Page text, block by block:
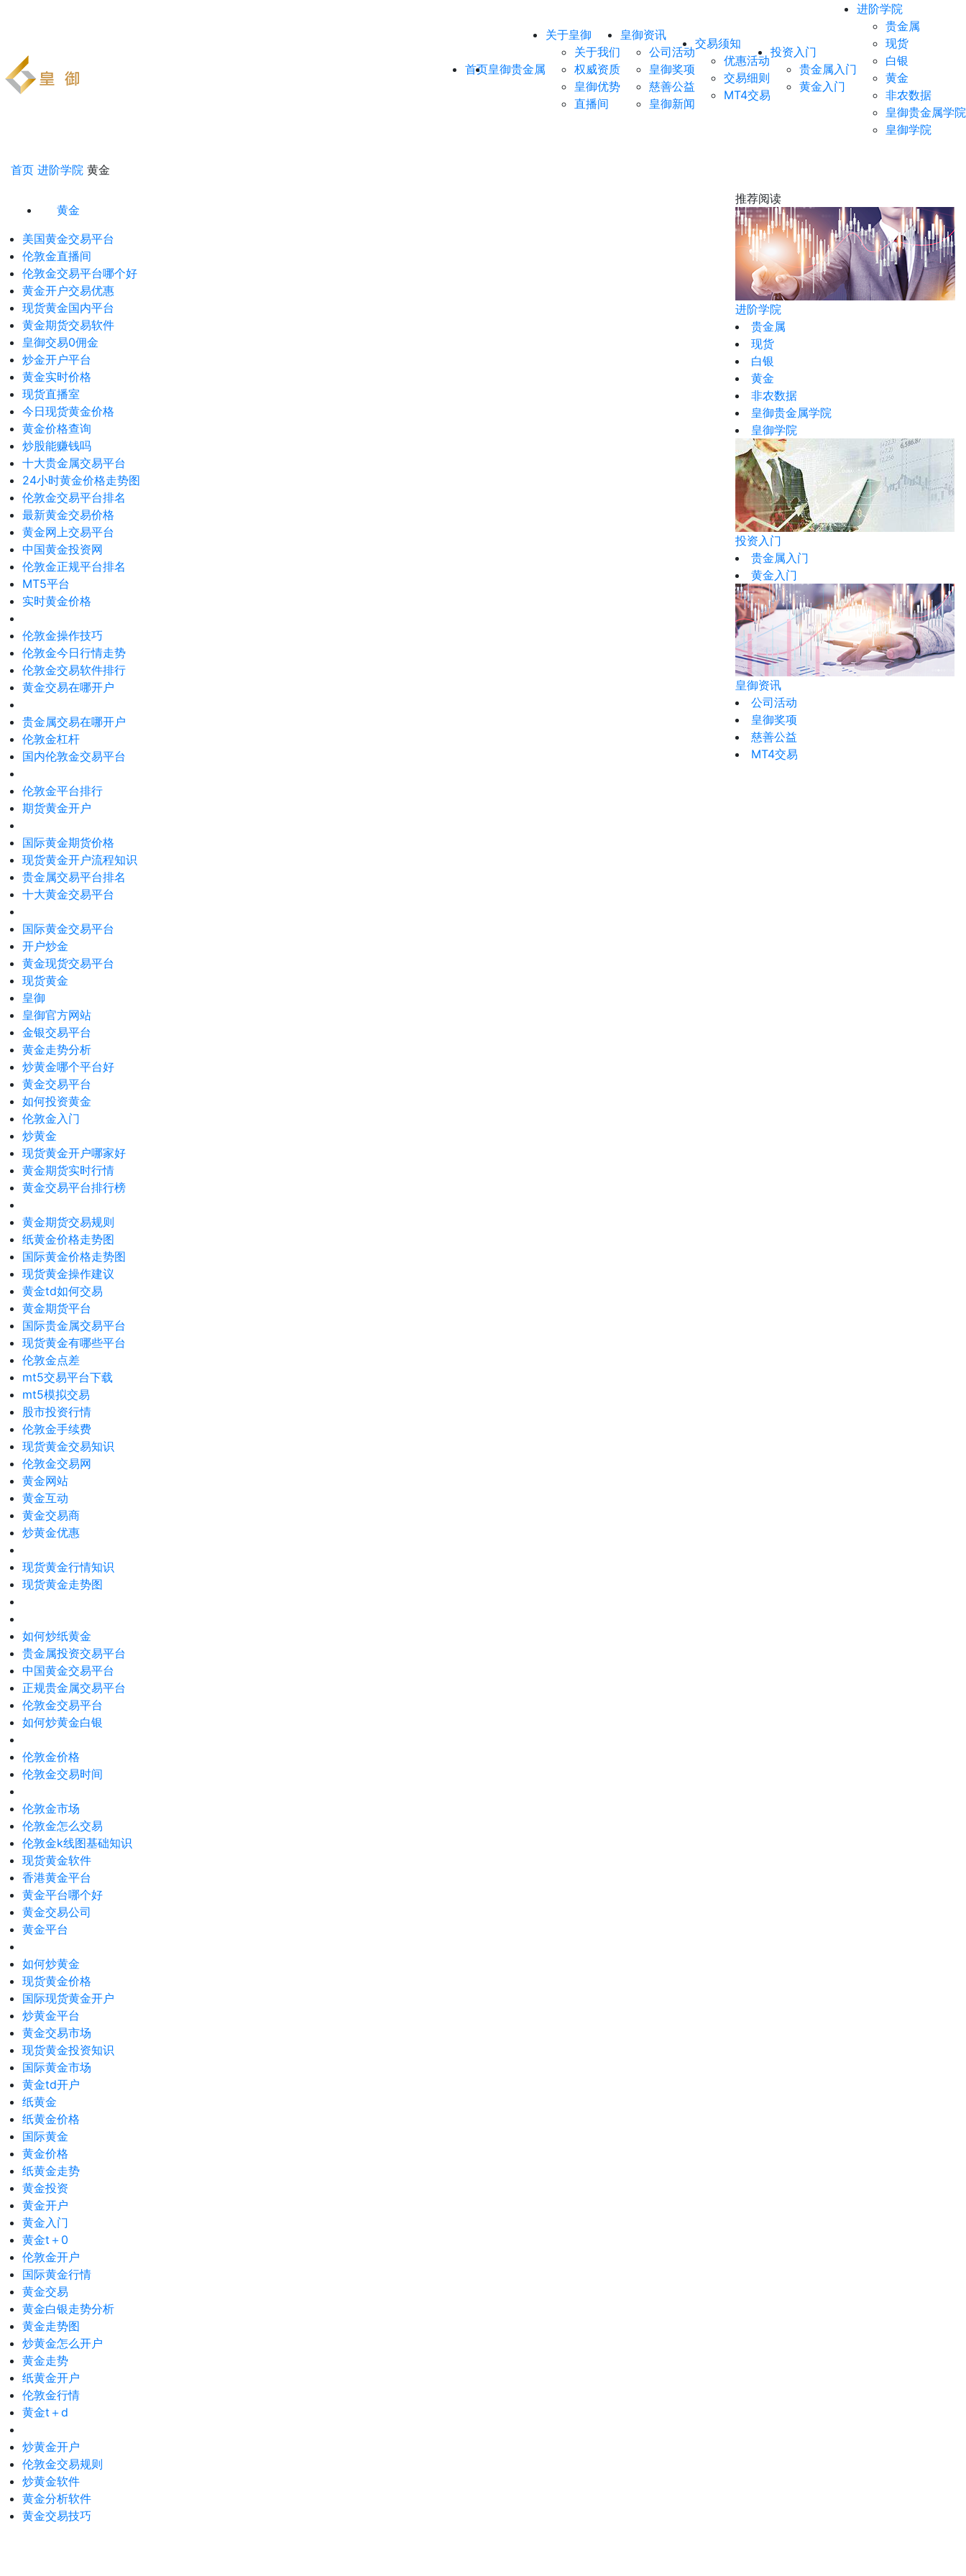
首页皇御贵金属
关于皇御
关于我们
权威资质
皇御优势
直播间
皇御资讯
公司活动
皇御奖项
慈善公益
皇御新闻
交易须知
优惠活动
交易细则
MT4交易
投资入门
贵金属入门
黄金入门
进阶学院
贵金属
现货
白银
黄金
非农数据
皇御贵金属学院
皇御学院
首页 进阶学院 黄金
黄金
非农数据
美国黄金交易平台
伦敦金直播间
伦敦金交易平台哪个好
黄金开户交易优惠
现货黄金国内平台
黄金期货交易软件
皇御交易0佣金
炒金开户平台
黄金实时价格
现货直播室
今日现货黄金价格
黄金价格查询
炒股能赚钱吗
十大贵金属交易平台
24小时黄金价格走势图
伦敦金交易平台排名
最新黄金交易价格
黄金网上交易平台
中国黄金投资网
伦敦金正规平台排名
MT5平台
实时黄金价格
伦敦金操作技巧
伦敦金今日行情走势
伦敦金交易软件排行
黄金交易在哪开户
贵金属交易在哪开户
伦敦金杠杆
国内伦敦金交易平台
伦敦金平台排行
期货黄金开户
国际黄金期货价格
现货黄金开户流程知识
贵金属交易平台排名
十大黄金交易平台
国际黄金交易平台
开户炒金
黄金现货交易平台
现货黄金
皇御
皇御官方网站
金银交易平台
黄金走势分析
炒黄金哪个平台好
黄金交易平台
如何投资黄金
伦敦金入门
炒黄金
现货黄金开户哪家好
黄金期货实时行情
黄金交易平台排行榜
黄金期货交易规则
纸黄金价格走势图
国际黄金价格走势图
现货黄金操作建议
黄金td如何交易
黄金期货平台
国际贵金属交易平台
现货黄金有哪些平台
伦敦金点差
mt5交易平台下载
mt5模拟交易
股市投资行情
伦敦金手续费
现货黄金交易知识
伦敦金交易网
黄金网站
黄金互动
黄金交易商
炒黄金优惠
现货黄金行情知识
现货黄金走势图
如何炒纸黄金
贵金属投资交易平台
中国黄金交易平台
正规贵金属交易平台
伦敦金交易平台
如何炒黄金白银
伦敦金价格
伦敦金交易时间
伦敦金市场
伦敦金怎么交易
伦敦金k线图基础知识
现货黄金软件
香港黄金平台
黄金平台哪个好
黄金交易公司
黄金平台
如何炒黄金
现货黄金价格
国际现货黄金开户
炒黄金平台
黄金交易市场
现货黄金投资知识
国际黄金市场
黄金td开户
纸黄金
纸黄金价格
国际黄金
黄金价格
纸黄金走势
黄金投资
黄金开户
黄金入门
黄金t＋0
伦敦金开户
国际黄金行情
黄金交易
黄金白银走势分析
黄金走势图
炒黄金怎么开户
黄金走势
纸黄金开户
伦敦金行情
黄金t＋d
炒黄金开户
伦敦金交易规则
炒黄金软件
黄金分析软件
黄金交易技巧
推荐阅读
进阶学院
贵金属
现货
白银
黄金
非农数据
皇御贵金属学院
皇御学院
投资入门
贵金属入门
黄金入门
皇御资讯
公司活动
皇御奖项
慈善公益
MT4交易